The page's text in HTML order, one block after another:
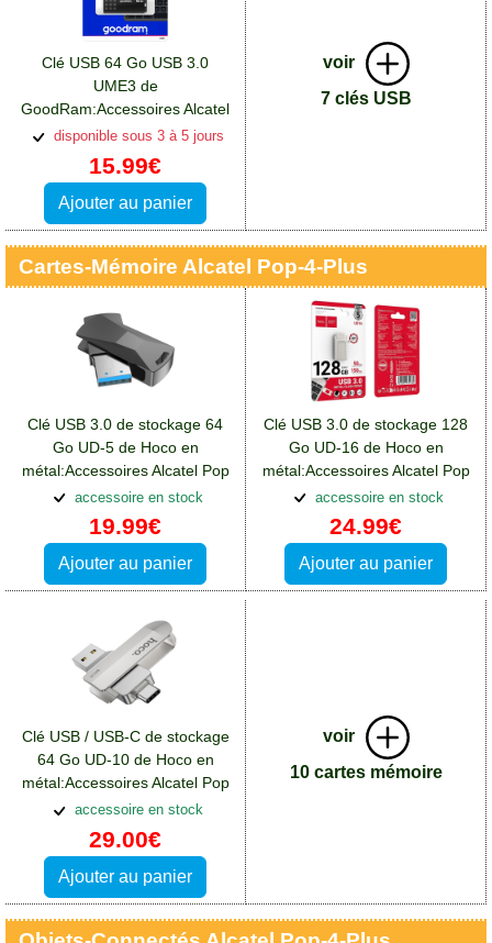
Clé USB 64 Go USB 3.0
UME3 de
GoodRam:Accessoires Alcatel
Pop 4 Plus
disponible sous 3 à 5 jours
15.99€
Ajouter au panier
voir
7 clés USB
Cartes-Mémoire Alcatel Pop-4-Plus
Clé USB 3.0 de stockage 64
Go UD-5 de Hoco en
métal:Accessoires Alcatel Pop
4 Plus
accessoire en stock
19.99€
Ajouter au panier
Clé USB 3.0 de stockage 128
Go UD-16 de Hoco en
métal:Accessoires Alcatel Pop
4 Plus
accessoire en stock
24.99€
Ajouter au panier
Clé USB / USB-C de stockage
64 Go UD-10 de Hoco en
métal:Accessoires Alcatel Pop
4 Plus
accessoire en stock
29.00€
Ajouter au panier
voir
10 cartes mémoire